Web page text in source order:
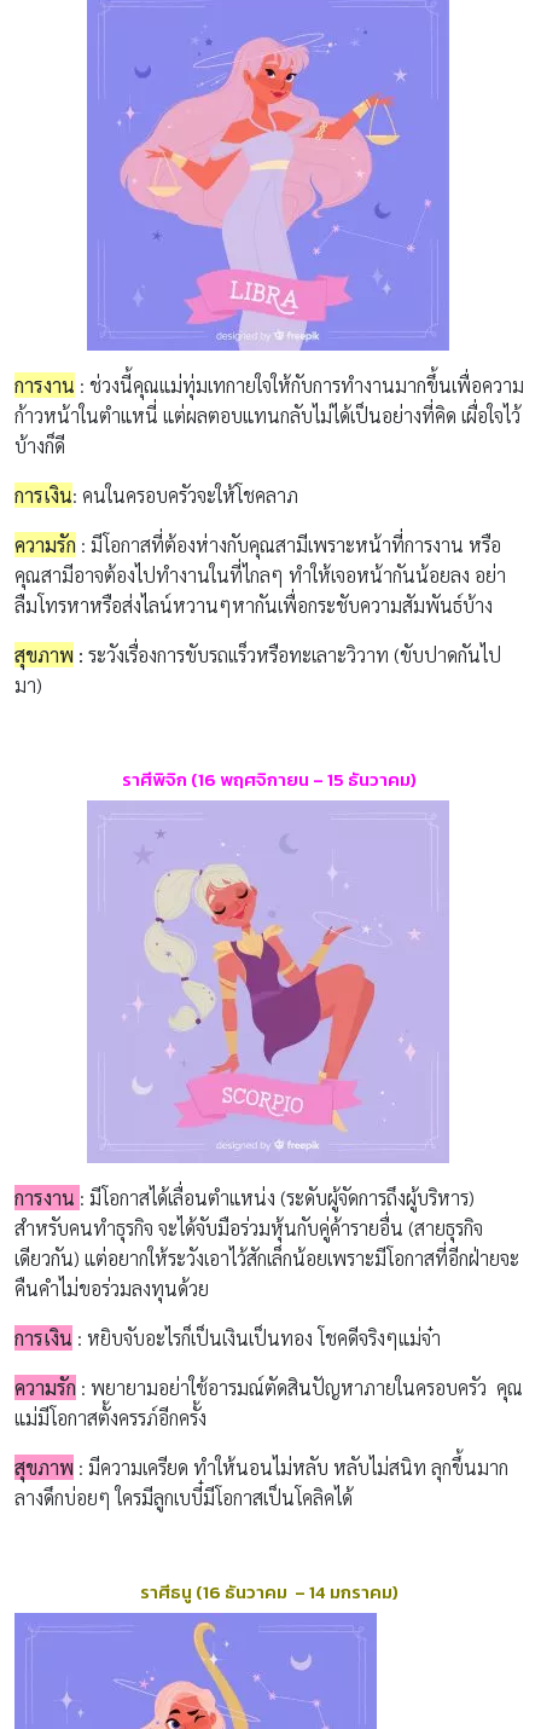
การงาน : ช่วงนี้คุณแม่ทุ่มเทกายใจให้กับการทำงานมากขึ้นเพื่อความ
ก้าวหน้าในตำแหนี่ แต่ผลตอบแทนกลับไม่ได้เป็นอย่างที่คิด เผื่อใจไว้
บ้างก็ดี
การเงิน: คนในครอบครัวจะให้โชคลาภ
ความรัก : มีโอกาสที่ต้องห่างกับคุณสามีเพราะหน้าที่การงาน หรือ
คุณสามีอาจต้องไปทำงานในที่ไกลๆ ทำให้เจอหน้ากันน้อยลง อย่า
ลืมโทรหาหรือส่งไลน์หวานๆหากันเพื่อกระชับความสัมพันธ์บ้าง
สุขภาพ : ระวังเรื่องการขับรถเเร็วหรือทะเลาะวิวาท (ขับปาดกันไป
มา)
ราศีพิจิก (16พฤศจิกายน – 15 ธันวาคม)
การงาน : มีโอกาสได้เลื่อนตำแหน่ง (ระดับผู้จัดการถึงผู้บริหาร)
สำหรับคนทำธุรกิจ จะได้จับมือร่วมหุ้นกับคู่ค้ารายอื่น (สายธุรกิจ
เดียวกัน) แต่อยากให้ระวังเอาไว้สักเล็กน้อยเพราะมีโอกาสที่อีกฝ่ายจะ
คืนคำไม่ขอร่วมลงทุนด้วย
การเงิน : หยิบจับอะไรก็เป็นเงินเป็นทอง โชคดีจริงๆแม่จ๋า
ความรัก : พยายามอย่าใช้อารมณ์ตัดสินปัญหาภายในครอบครัว คุณ
แม่มีโอกาสตั้งครรภ์อีกครั้ง
สุขภาพ : มีความเครียด ทำให้นอนไม่หลับ หลับไม่สนิท ลุกขึ้นมาก
ลางดึกบ่อยๆ ใครมีลูกเบบี๋มีโอกาสเป็นโคลิคได้
ราศีธนู (16 ธันวาคม – 14 มกราคม)